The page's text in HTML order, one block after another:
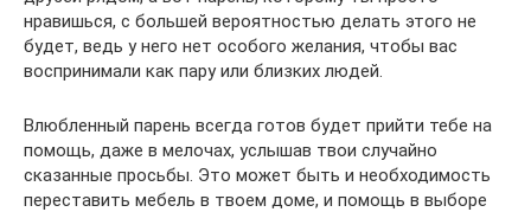
нравишься, с большей вероятностью делать этого не
будет, ведь у него нет особого желания, чтобы вас
воспринимали как пару или близких людей.
Влюбленный парень всегда готов будет прийти тебе на
помощь, даже в мелочах, услышав твои случайно
сказанные просьбы. Это может быть и необходимость
переставить мебель в твоем доме, и помощь в выборе